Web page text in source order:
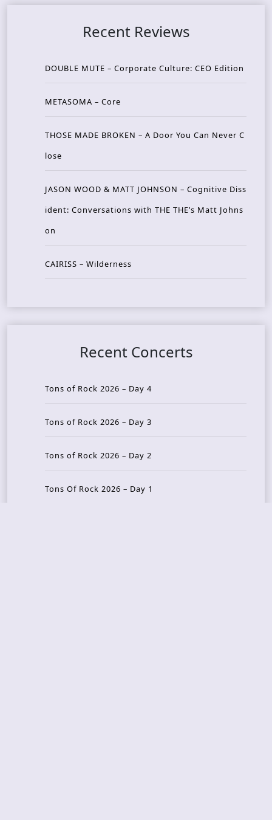
Recent Reviews
DOUBLE MUTE – Corporate Culture: CEO Edition
METASOMA – Core
THOSE MADE BROKEN – A Door You Can Never C
lose
JASON WOOD & MATT JOHNSON – Cognitive Diss
ident: Conversations with THE THE’s Matt Johns
on
CAIRISS – Wilderness
Recent Concerts
Tons of Rock 2026 – Day 4
Tons of Rock 2026 – Day 3
Tons of Rock 2026 – Day 2
Tons Of Rock 2026 – Day 1